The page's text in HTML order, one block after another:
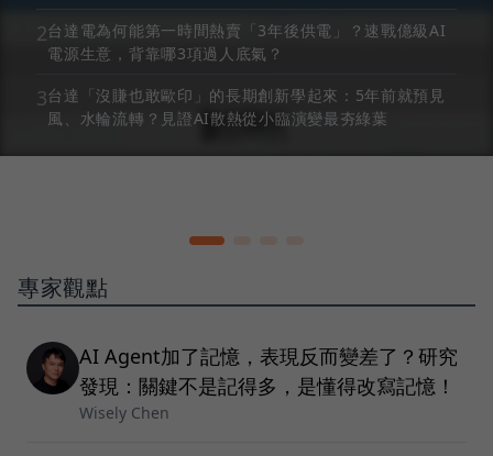
2台達電為何能第一時間熱賣「3年後供電」？速戰億級AI
電源生意，背靠哪3項過人底氣？
3台達「沒賺也敢歐印」的長期創新學起來：5年前就預見
風、水輪流轉？見證AI散熱從小臨演變最夯綠葉
專家觀點
AI Agent加了記憶，表現反而變差了？研究
發現：關鍵不是記得多，是懂得改寫記憶！
Wisely Chen